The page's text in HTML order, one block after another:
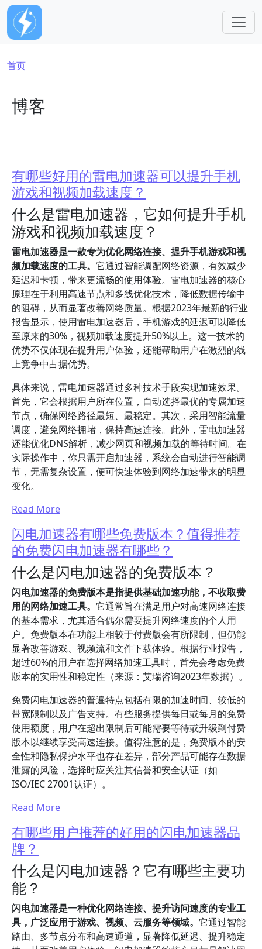
跳转到主要内容
面包屑
首页
博客
有哪些好用的雷电加速器可以提升手机
游戏和视频加载速度？
什么是雷电加速器，它如何提升手机
游戏和视频加载速度？
雷电加速器是一款专为优化网络连接、提升手机游戏和视
频加载速度的工具。 它通过智能调配网络资源，有效减少
延迟和卡顿，带来更流畅的使用体验。雷电加速器的核心
原理在于利用高速节点和多线优化技术，降低数据传输中
的阻碍，从而显著改善网络质量。根据2023年最新的行业
报告显示，使用雷电加速器后，手机游戏的延迟可以降低
至原来的30%，视频加载速度提升50%以上。这一技术的
优势不仅体现在提升用户体验，还能帮助用户在激烈的线
上竞争中占据优势。
具体来说，雷电加速器通过多种技术手段实现加速效果。
首先，它会根据用户所在位置，自动选择最优的专属加速
节点，确保网络路径最短、最稳定。其次，采用智能流量
调度，避免网络拥堵，保持高速连接。此外，雷电加速器
还能优化DNS解析，减少网页和视频加载的等待时间。在
实际操作中，你只需开启加速器，系统会自动进行智能调
节，无需复杂设置，便可快速体验到网络加速带来的明显
变化。
Read More
闪电加速器有哪些免费版本？值得推荐
的免费闪电加速器有哪些？
什么是闪电加速器的免费版本？
闪电加速器的免费版本是指提供基础加速功能，不收取费
用的网络加速工具。 它通常旨在满足用户对高速网络连接
的基本需求，尤其适合偶尔需要提升网络速度的个人用
户。免费版本在功能上相较于付费版会有所限制，但仍能
显著改善游戏、视频流和文件下载体验。根据行业报告，
超过60%的用户在选择网络加速工具时，首先会考虑免费
版本的实用性和稳定性（来源：艾瑞咨询2023年数据）。
免费闪电加速器的普遍特点包括有限的加速时间、较低的
带宽限制以及广告支持。有些服务提供每日或每月的免费
使用额度，用户在超出限制后可能需要等待或升级到付费
版本以继续享受高速连接。值得注意的是，免费版本的安
全性和隐私保护水平也存在差异，部分产品可能存在数据
泄露的风险，选择时应关注其信誉和安全认证（如
ISO/IEC 27001认证）。
Read More
有哪些用户推荐的好用的闪电加速器品
牌？
什么是闪电加速器？它有哪些主要功
能？
闪电加速器是一种优化网络连接、提升访问速度的专业工
具，广泛应用于游戏、视频、云服务等领域。 它通过智能
路由、多节点分布和高速通道，显著降低延迟、提升稳定